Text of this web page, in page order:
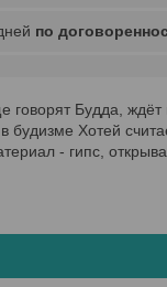
по
Будда, ждёт
будизме Хотей
- гипс,